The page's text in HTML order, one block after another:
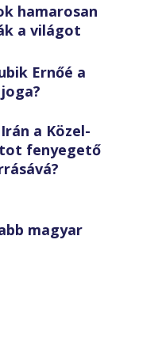
hamarosan
a világot
Ernőé a
a Közel-
fenyegető
magyar